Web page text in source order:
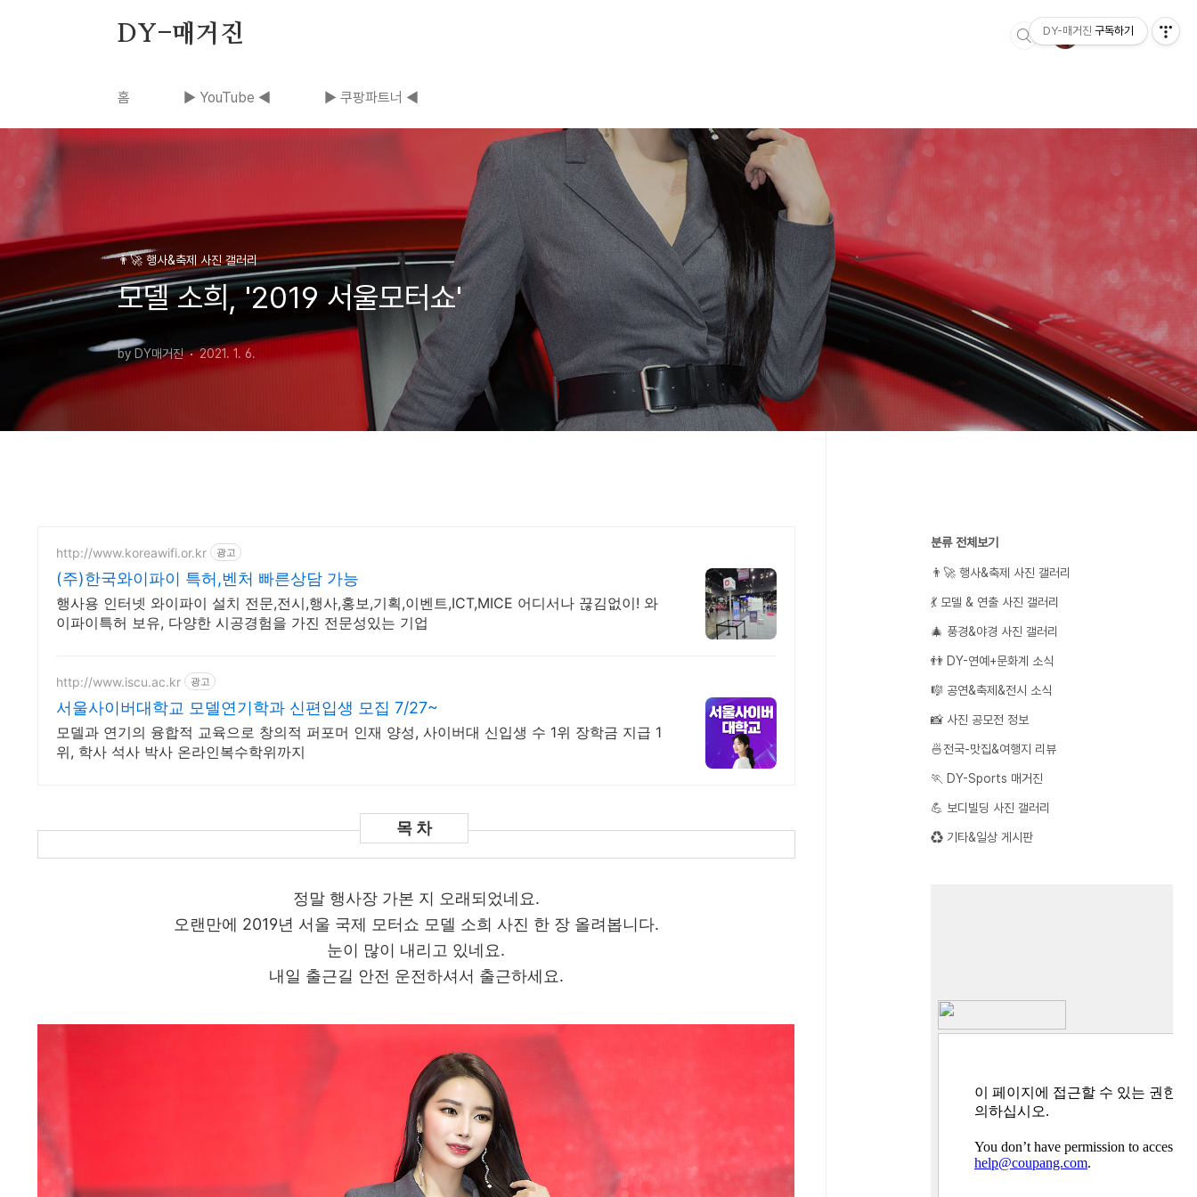
DY-매거진
홈 ▶ YouTube ◀ ▶ 쿠팡파트너 ◀
👨‍🚀 행사&축제 사진 갤러리
모델 소희, '2019 서울모터쇼'
by DY매거진 2021. 1. 6.
http://www.koreawifi.or.kr 광고
(주)한국와이파이 특허,벤처 빠른상담 가능
행사용 인터넷 와이파이 설치 전문,전시,행사,홍보,기획,이벤트,ICT,MICE 어디서나 끊김없이! 와
이파이특허 보유, 다양한 시공경험을 가진 전문성있는 기업
http://www.iscu.ac.kr 광고
서울사이버대학교 모델연기학과 신편입생 모집 7/27~
모델과 연기의 융합적 교육으로 창의적 퍼포머 인재 양성, 사이버대 신입생 수 1위 장학금 지급 1
위, 학사 석사 박사 온라인복수학위까지
정말 행사장 가본 지 오래되었네요.
오랜만에 2019년 서울 국제 모터쇼 모델 소희 사진 한 장 올려봅니다.
눈이 많이 내리고 있네요.
내일 출근길 안전 운전하셔서 출근하세요.
분류 전체보기
👨‍🚀 행사&축제 사진 갤러리
💃 모델 & 연출 사진 갤러리
🎄 풍경&야경 사진 갤러리
👬 DY-연예+문화계 소식
🎼 공연&축제&전시 소식
📸 사진 공모전 정보
🍜전국-맛집&여행지 리뷰
🏃 DY-Sports 매거진
💪 보디빌딩 사진 갤러리
♻️ 기타&일상 게시판
DY-매거진 구독하기